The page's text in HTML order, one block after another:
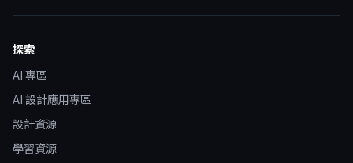
探索
AI 專區
AI 設計應用專區
設計資源
學習資源